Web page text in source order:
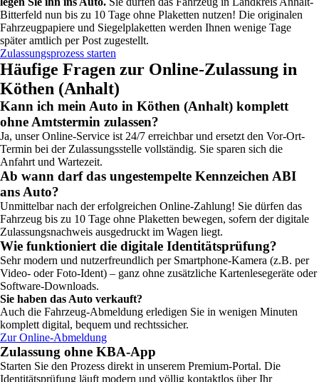
Bitterfeld nun bis zu 10 Tage ohne Plaketten nutzen! Die originalen
Fahrzeugpapiere und Siegelplaketten werden Ihnen wenige Tage
später amtlich per Post zugestellt.
Zulassungsprozess starten
Häufige Fragen zur Online-Zulassung in
Köthen (Anhalt)
Kann ich mein Auto in Köthen (Anhalt) komplett
ohne Amtstermin zulassen?
Ja, unser Online-Service ist 24/7 erreichbar und ersetzt den Vor-Ort-
Termin bei der Zulassungsstelle vollständig. Sie sparen sich die
Anfahrt und Wartezeit.
Ab wann darf das ungestempelte Kennzeichen ABI
ans Auto?
Unmittelbar nach der erfolgreichen Online-Zahlung! Sie dürfen das
Fahrzeug bis zu 10 Tage ohne Plaketten bewegen, sofern der digitale
Zulassungsnachweis ausgedruckt im Wagen liegt.
Wie funktioniert die digitale Identitätsprüfung?
Sehr modern und nutzerfreundlich per Smartphone-Kamera (z.B. per
Video- oder Foto-Ident) – ganz ohne zusätzliche Kartenlesegeräte oder
Software-Downloads.
Sie haben das Auto verkauft?
Auch die Fahrzeug-Abmeldung erledigen Sie in wenigen Minuten
komplett digital, bequem und rechtssicher.
Zur Online-Abmeldung
Zulassung ohne KBA-App
Starten Sie den Prozess direkt in unserem Premium-Portal. Die
Identitätsprüfung läuft modern und völlig kontaktlos über Ihr